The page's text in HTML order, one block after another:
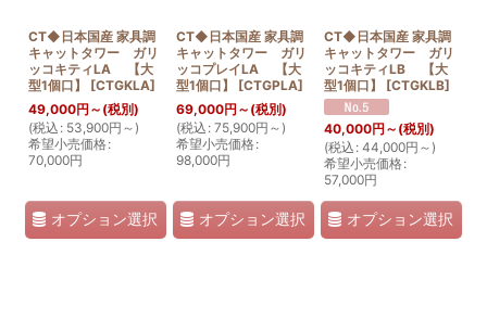
CT◆日本国産 家具調
キャットタワー ガリ
ッコキティLA 【大
型1個口】
[CTGKLA]
49,000円 ～ (税別)
(税込 : 53,900円 ～)
希望小売価格:
70,000円
オプション選択
CT◆日本国産 家具調
キャットタワー ガリ
ッコプレイLA 【大
型1個口】
[CTGPLA]
69,000円 ～ (税別)
(税込 : 75,900円 ～)
希望小売価格:
98,000円
オプション選択
CT◆日本国産 家具調
キャットタワー ガリ
ッコキティLB 【大
型1個口】
[CTGKLB]
40,000円 ～ (税別)
(税込 : 44,000円 ～)
希望小売価格:
57,000円
オプション選択